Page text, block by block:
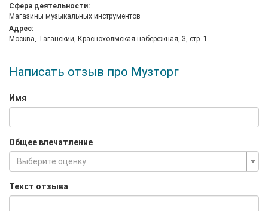
Сфера деятельности:
Магазины музыкальных инструментов
Адрес:
Москва, Таганский, Краснохолмская набережная, 3, стр. 1
Написать отзыв про Музторг
Имя
Общее впечатление
Выберите оценку
Текст отзыва